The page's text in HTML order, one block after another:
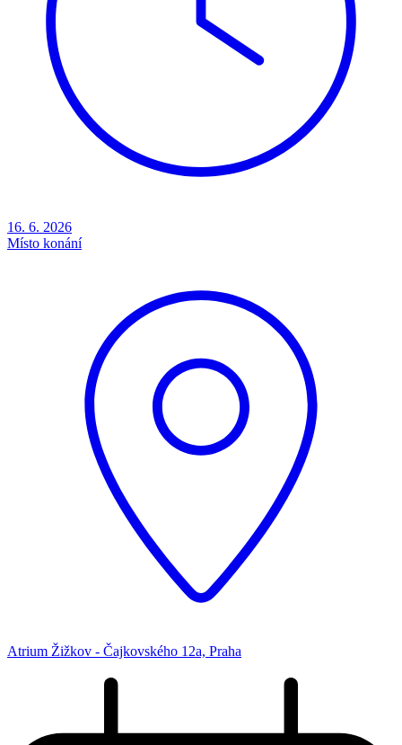
16. 6. 2026
Místo konání
Atrium Žižkov - Čajkovského 12a, Praha